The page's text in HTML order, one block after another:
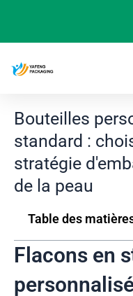
contenu
Bouteilles
standard :
stratégie
de la peau
Table des
Flacons en